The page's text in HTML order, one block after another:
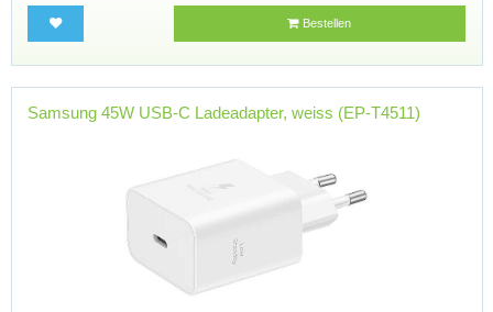
Bestellen
Samsung 45W USB-C Ladeadapter, weiss (EP-T4511)